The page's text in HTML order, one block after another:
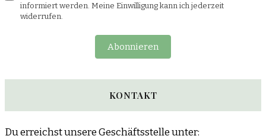
informiert werden. Meine Einwilligung kann ich jederzeit
widerrufen.
Abonnieren
KONTAKT
Du erreichst unsere Geschäftsstelle unter: